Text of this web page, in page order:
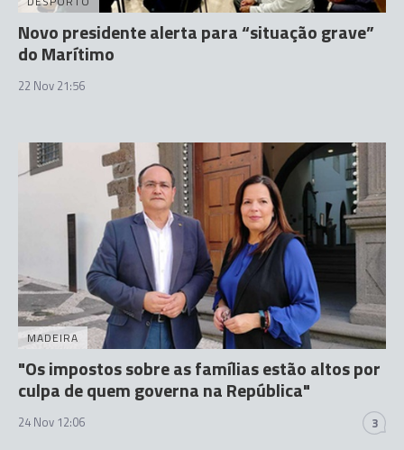
Novo presidente alerta para “situação grave”
do Marítimo
22 Nov 21:56
MADEIRA
"Os impostos sobre as famílias estão altos por
culpa de quem governa na República"
24 Nov 12:06 3